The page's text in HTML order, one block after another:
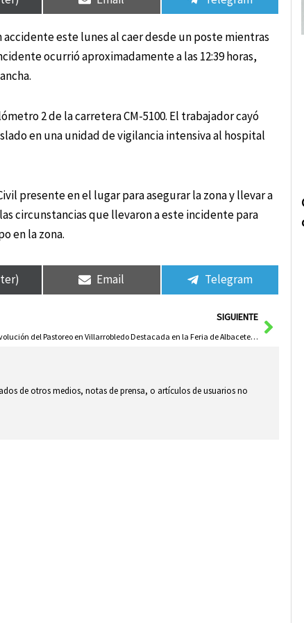
este lunes al caer desde un poste mientras
ocurrió aproximadamente a las 12:39 horas,
2 de la carretera CM-5100. El trabajador cayó
en una unidad de vigilancia intensiva al hospital
presente en el lugar para asegurar la zona y llevar a
circunstancias que llevaron a este incidente para
en la zona.
Email Telegram
SIGUIENTE
La Evolución del Pastoreo en Villarrobledo Destacada en la Feria de Albacete desde el Stand de la Diputación
de otros medios, notas de prensa, o artículos de usuarios no